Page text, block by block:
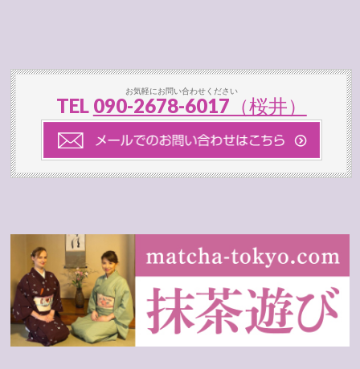
お気軽にお問い合わせください
TEL 090-2678-6017（桜井）